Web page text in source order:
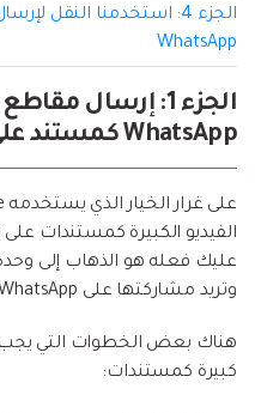
WhatsApp
الجزء 1: إرسال
WhatsApp كمستند على Android
عليك فعله هو الذهاب إلى وحدة
وتريد مشاركتها على WhatsApp.
هناك بعض الخطوات التي يجب
كبيرة كمستندات: